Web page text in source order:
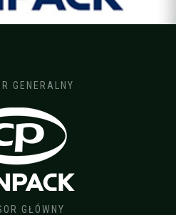
GENERALNY
GŁÓWNY